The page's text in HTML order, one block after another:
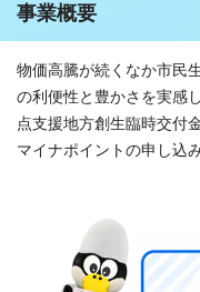
事業概要
物価高騰が続くなか市民
の利便性と豊かさを実感
点支援地方創生臨時交付
マイナポイントの申し込